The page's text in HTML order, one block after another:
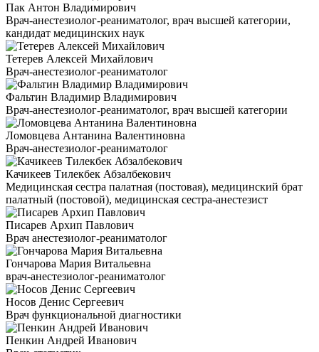
Пак Антон Владимирович
Врач-анестезиолог-реаниматолог, врач высшей категории,
кандидат медицинских наук
Тетерев Алексей Михайлович
Врач-анестезиолог-реаниматолог
Фальтин Владимир Владимирович
Врач-анестезиолог-реаниматолог, врач высшей категории
Ломовцева Антанина Валентиновна
Врач-анестезиолог-реаниматолог
Качикеев Тилекбек Абзалбекович
Медицинская сестра палатная (постовая), медицинский брат
палатный (постовой), медицинская сестра-анестезист
Писарев Архип Павлович
Врач анестезиолог-реаниматолог
Гончарова Мария Витальевна
врач-анестезиолог-реаниматолог
Носов Денис Сергеевич
Врач функциональной диагностики
Пенкин Андрей Иванович